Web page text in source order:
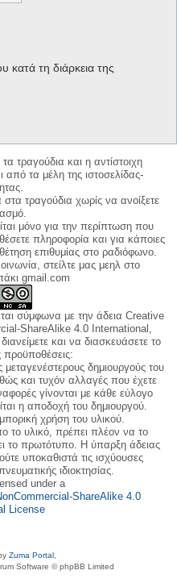
κατά τη διάρκεια της
τραγούδια και η αντίστοιχη
τα μέλη της ιστοσελίδας-
στα τραγούδια χωρίς να ανοίξετε
μόνο για την περίπτωση που
πληροφορία και για κάποιες
επιθυμίας στο ραδιόφωνο.
στείλτε μας μεηλ στο
gmail.com
σύμφωνα με την άδεια Creative
ShareAlike 4.0 International,
και να διασκευάσετε το
προϋποθέσεις:
δημιουργούς του
και τυχόν αλλαγές που έχετε
γίνονται με κάθε εύλογο
η αποδοχή του δημιουργού.
χρήση του υλικού.
το υλικό, πρέπει πλέον να το
το πρωτότυπο. Η ύπαρξη άδειας
υποκαθιστά τις ισχύουσες
ιδιοκτησίας.
under a
ShareAlike 4.0
License
Zuma Portal
Software © phpBB Limited